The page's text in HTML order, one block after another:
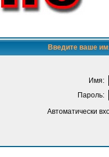
Введите ваше
Имя:
Пароль:
Автоматически